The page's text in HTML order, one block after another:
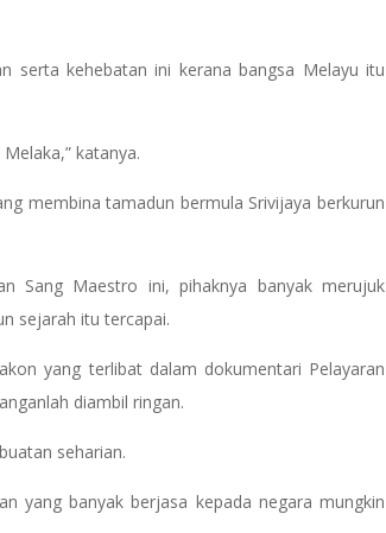
serta kehebatan ini kerana bangsa Melayu itu
katanya.
membina tamadun bermula Srivijaya berkurun
Sang Maestro ini, pihaknya banyak merujuk
sejarah itu tercapai.
yang terlibat dalam dokumentari Pelayaran
diambil ringan.
seharian.
yang banyak berjasa kepada negara mungkin